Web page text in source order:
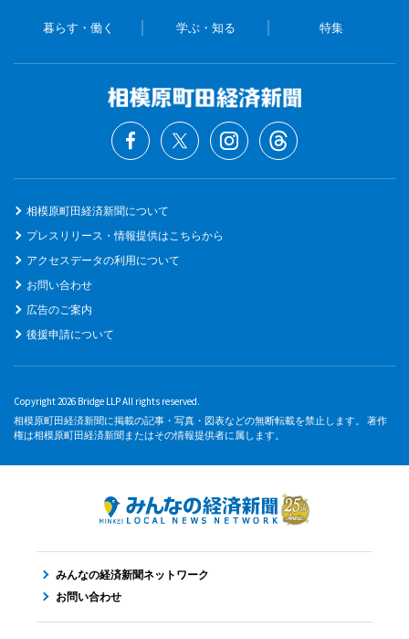
暮らす・働く 学ぶ・知る 特集
相模原町田経済新聞について
プレスリリース・情報提供はこちらから
アクセスデータの利用について
お問い合わせ
広告のご案内
後援申請について
Copyright 2026 Bridge LLP All rights reserved.
相模原町田経済新聞に掲載の記事・写真・図表などの無断転載を禁止します。 著作
権は相模原町田経済新聞またはその情報提供者に属します。
みんなの経済新聞ネットワーク
お問い合わせ